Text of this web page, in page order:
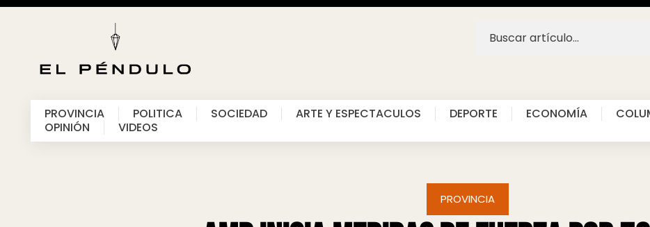
PROVINCIA POLITICA SOCIEDAD ARTE Y ESPECTACULOS DEPORTE ECONOMÍA
OPINIÓN
VIDEOS
PROVINCIA